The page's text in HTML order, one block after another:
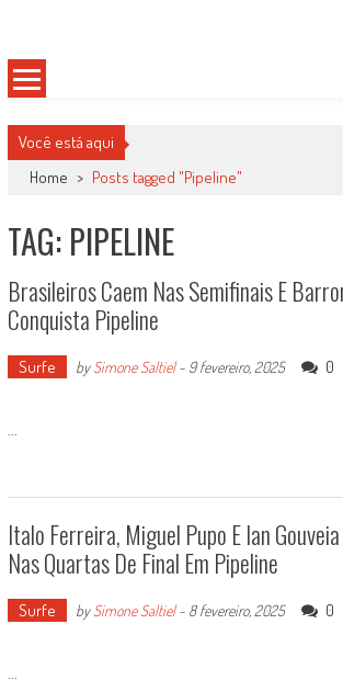
content
Você está aqui
Home > Posts tagged "Pipeline"
TAG: PIPELINE
Brasileiros Caem Nas Semifinais E
Conquista Pipeline
Surfe bySimone Saltiel- 9 fevereiro, 2025 0
...
Italo Ferreira, Miguel Pupo E Ian
Nas Quartas De Final Em Pipeline
Surfe bySimone Saltiel- 8 fevereiro, 2025 0
...